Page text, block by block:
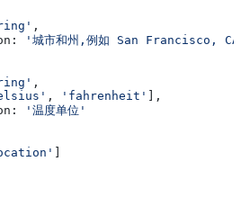
,
'城市和州,例如 San Francisco,
,
, 'fahrenheit'
],
'温度单位'